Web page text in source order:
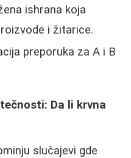
ishrana koja
i žitarice.
preporuka za A i B
Da li krvna
slučajevi gde